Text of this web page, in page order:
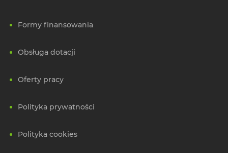
Formy finansowania
Obsługa dotacji
Oferty pracy
Polityka prywatności
Polityka cookies